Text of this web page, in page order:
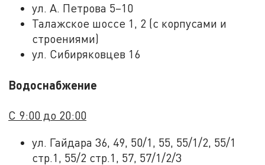
ул. А. Петрова 5–10
Талажское шоссе 1, 2 (с корпусами и
строениями)
ул. Сибиряковцев 16
Водоснабжение
С 9:00 до 20:00
ул. Гайдара 36, 49, 50/1, 55, 55/1/2, 55/1
стр.1, 55/2 стр.1, 57, 57/1/2/3